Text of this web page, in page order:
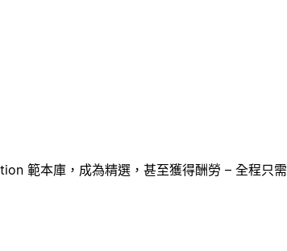
範本庫，成為精選，甚至獲得酬勞 – 全程只需